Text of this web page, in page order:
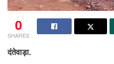
0
SHARES
दंतेवाड़ा.